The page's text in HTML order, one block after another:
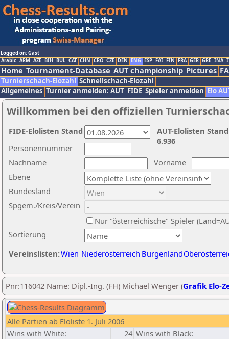
Logged on: Gast
Arabic ARM AZE BIH BUL CAT CHN CRO CZE DEN ENG ESP FAI FIN FRA GER GRE INA
Home Tournament-Database AUT championship Pictures
Turnierschach-Elozahl Schnellschach-Elozahl
Allgemeines Turnier anmelden: AUT FIDE Spieler anmelden Elo
Willkommen bei den offiziellen
Nachname
Vorname
Ebene
Sortierung
Personennummer
Bundesland
Spgem./Kreis/Verein
Nur "österreichische" Spieler
Vereinslisten:Wien Niederösterreich Burgenland
AUT-Elolisten
6.936
FIDE-Elolisten Stand
Pnr:116042 Name: Dipl.-Ing. (FH) Michael Wenger (Grafik Elo-
Alle Partien ab Eloliste 1. Juli 2006
Wins with White:
24 Wins with Black: